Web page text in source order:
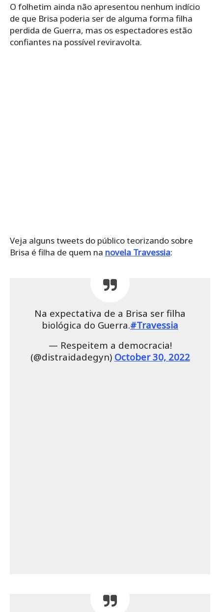
O folhetim ainda não apresentou nenhum indício
de que Brisa poderia ser de alguma forma filha
perdida de Guerra, mas os espectadores estão
confiantes na possível reviravolta.
Veja alguns tweets do público teorizando sobre
Brisa é filha de quem na novela Travessia:
Na expectativa de a Brisa ser filha
biológica do Guerra.#Travessia
— Respeitem a democracia!
(@distraidadegyn) October 30, 2022